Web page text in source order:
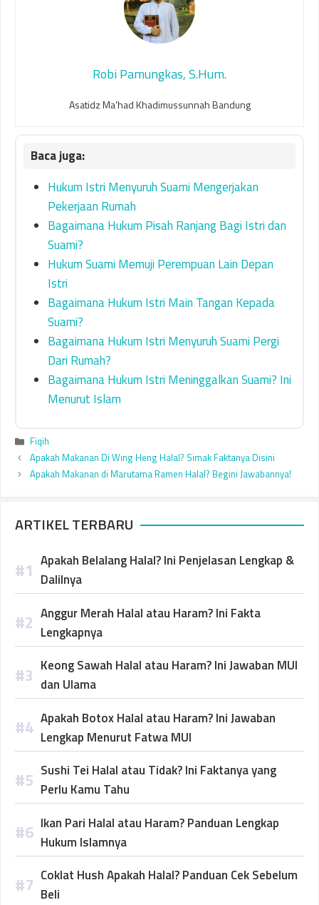
Robi Pamungkas, S.Hum.
Asatidz Ma’had Khadimussunnah Bandung
Hukum Istri Menyuruh Suami Mengerjakan
Pekerjaan Rumah
Bagaimana Hukum Pisah Ranjang Bagi Istri dan
Suami?
Hukum Suami Memuji Perempuan Lain Depan
Istri
Bagaimana Hukum Istri Main Tangan Kepada
Suami?
Bagaimana Hukum Istri Menyuruh Suami Pergi
Dari Rumah?
Bagaimana Hukum Istri Meninggalkan Suami? Ini
Menurut Islam
Categories
Fiqih
Apakah Makanan Di Wing Heng Halal? Simak Faktanya Disini
Apakah Makanan di Marutama Ramen Halal? Begini Jawabannya!
ARTIKEL TERBARU
Apakah Belalang Halal? Ini Penjelasan Lengkap &
Dalilnya
Anggur Merah Halal atau Haram? Ini Fakta
Lengkapnya
Keong Sawah Halal atau Haram? Ini Jawaban MUI
dan Ulama
Apakah Botox Halal atau Haram? Ini Jawaban
Lengkap Menurut Fatwa MUI
Sushi Tei Halal atau Tidak? Ini Faktanya yang
Perlu Kamu Tahu
Ikan Pari Halal atau Haram? Panduan Lengkap
Hukum Islamnya
Coklat Hush Apakah Halal? Panduan Cek Sebelum
Beli